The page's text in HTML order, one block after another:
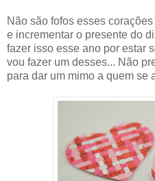
Não são fofos esses
e incrementar o presente do
fazer isso esse ano por estar
vou fazer um desses... Não
para dar um mimo a quem se